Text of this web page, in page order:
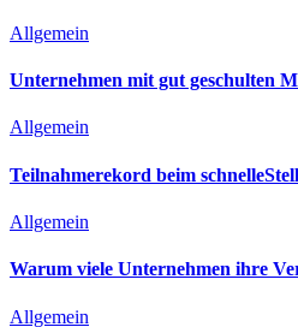
Allgemein
Unternehmen mit gut geschulten
Allgemein
Teilnahmerekord beim
Allgemein
Warum viele Unternehmen ihre
Allgemein